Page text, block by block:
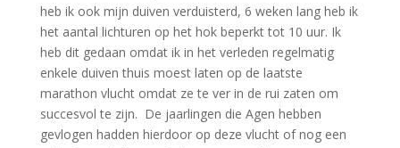
heb ik ook mijn duiven verduisterd, 6 weken lang heb ik
het aantal lichturen op het hok beperkt tot 10 uur. Ik
heb dit gedaan omdat ik in het verleden regelmatig
enkele duiven thuis moest laten op de laatste
marathon vlucht omdat ze te ver in de rui zaten om
succesvol te zijn. De jaarlingen die Agen hebben
gevlogen hadden hierdoor op deze vlucht of nog een